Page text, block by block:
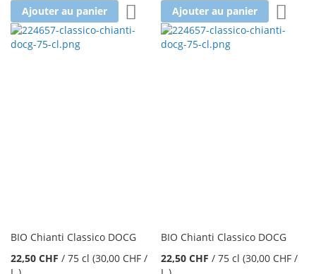
Ajouter au panier
Ajouter à la liste d'achats
Ajouter au panier
BIO Chianti Classico DOCG
22,50 CHF / 75 cl (30,00 CHF /
BIO Chianti Classico DOCG
22,50 CHF /75 cl (30,00 CHF /